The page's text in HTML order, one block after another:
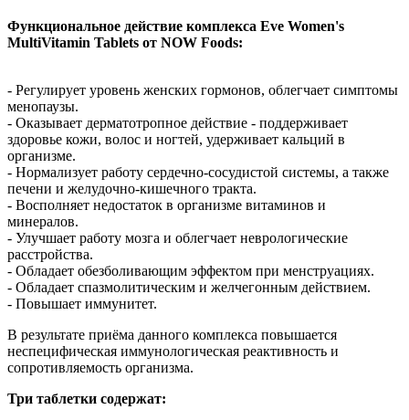
Функциональное действие комплекса Eve Women's
MultiVitamin Tablets от NOW Foods:
- Регулирует уровень женских гормонов, облегчает симптомы
менопаузы.
- Оказывает дерматотропное действие - поддерживает
здоровье кожи, волос и ногтей, удерживает кальций в
организме.
- Нормализует работу сердечно-сосудистой системы, а также
печени и желудочно-кишечного тракта.
- Восполняет недостаток в организме витаминов и
минералов.
- Улучшает работу мозга и облегчает неврологические
расстройства.
- Обладает обезболивающим эффектом при менструациях.
- Обладает спазмолитическим и желчегонным действием.
- Повышает иммунитет.
В результате приёма данного комплекса повышается
неспецифическая иммунологическая реактивность и
сопротивляемость организма.
Три таблетки содержат: